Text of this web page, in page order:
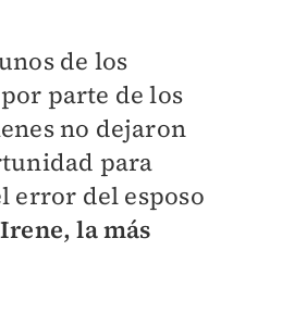
de los
parte de los
no dejaron
para
error del esposo
la más